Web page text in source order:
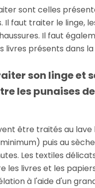
sont celles
Il faut traiter le linge,
Il faut
livres présents dans
son linge et
les punaises
être traités au lave
puis au
Les textiles
les livres et les
à l'aide d'un